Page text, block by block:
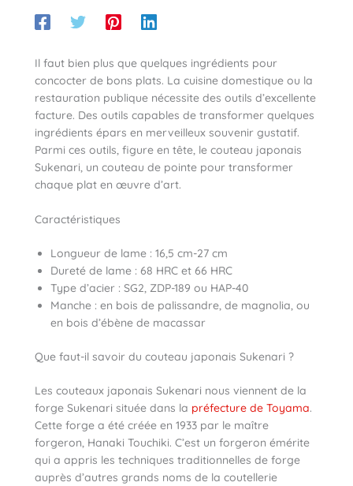
Il faut bien plus que quelques ingrédients pour
concocter de bons plats. La cuisine domestique ou la
restauration publique nécessite des outils d’excellente
facture. Des outils capables de transformer quelques
ingrédients épars en merveilleux souvenir gustatif.
Parmi ces outils, figure en tête, le couteau japonais
Sukenari, un couteau de pointe pour transformer
chaque plat en œuvre d’art.
Caractéristiques
Longueur de lame : 16,5 cm-27 cm
Dureté de lame : 68 HRC et 66 HRC
Type d’acier : SG2, ZDP-189 ou HAP-40
Manche : en bois de palissandre, de magnolia, ou
en bois d’ébène de macassar
Que faut-il savoir du couteau japonais Sukenari ?
Les couteaux japonais Sukenari nous viennent de la
forge Sukenari située dans la préfecture de Toyama.
Cette forge a été créée en 1933 par le maître
forgeron, Hanaki Touchiki. C’est un forgeron émérite
qui a appris les techniques traditionnelles de forge
auprès d’autres grands noms de la coutellerie